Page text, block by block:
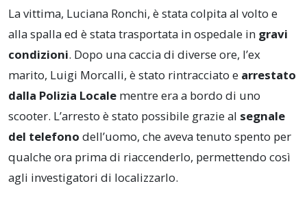
La vittima, Luciana Ronchi, è stata colpita al volto e
alla spalla ed è stata trasportata in ospedale in gravi
condizioni. Dopo una caccia di diverse ore, l’ex
marito, Luigi Morcalli, è stato rintracciato e arrestato
dalla Polizia Locale mentre era a bordo di uno
scooter. L’arresto è stato possibile grazie al segnale
del telefono dell’uomo, che aveva tenuto spento per
qualche ora prima di riaccenderlo, permettendo così
agli investigatori di localizzarlo.